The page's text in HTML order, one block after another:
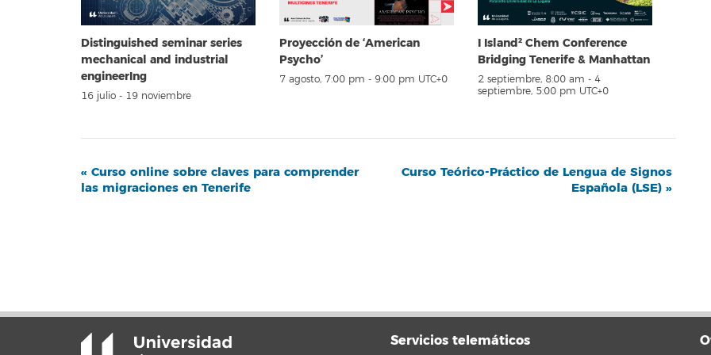
Distinguished seminar series
mechanical and industrial
engineerIng
16 julio - 19 noviembre
Proyección de ‘American
Psycho’
7 agosto, 7:00 pm - 9:00 pm UTC+0
I Island² Chem Conference
Bridging Tenerife & Manhattan
2 septiembre, 8:00 am - 4
septiembre, 5:00 pm UTC+0
Navegación
del
« Curso online sobre claves para comprender
las migraciones en Tenerife
Curso Teórico-Práctico de Lengua de Signos
Española (LSE) »
Servicios telemáticos